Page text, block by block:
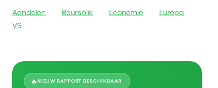
Aandelen
Beursblik Economie
Europa
VS
🔥NIEUW RAPPORT BESCHIKBAAR